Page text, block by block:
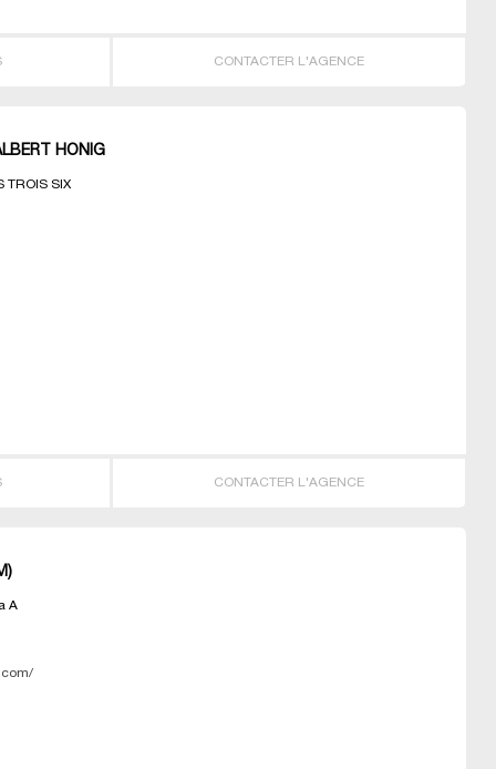
CONTACTER L'AGENCE
HONIG
TROIS SIX
CONTACTER L'AGENCE
A